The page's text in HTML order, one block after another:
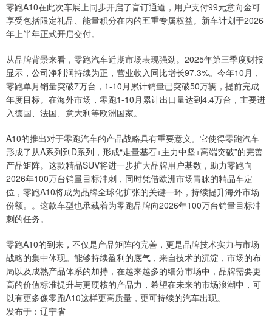
零跑A10在此次车展上同步开启了盲订通道，用户支付99元意向金可
享受包括限定礼品、能量积分在内的五重专属权益。新车计划于2026
年上半年正式开启交付。
从品牌背景来看，零跑汽车近期市场表现强劲。2025年第三季度财报
显示，公司净利润持续为正，营业收入同比增长97.3%。今年10月，
零跑单月销量突破7万台，1-10月累计销量已突破50万辆，提前完成
年度目标。在海外市场，零跑1-10月累计出口量达到4.4万台，主要进
入德国、法国、意大利等欧洲国家。
A10的推出对于零跑汽车的产品战略具有重要意义。它使得零跑汽车
形成了从A系列到D系列，形成“走量基石+主力中坚+高端突破”的完善
产品矩阵。这款精品SUV将进一步扩大品牌用户基数，助力零跑向
2026年100万台销量目标冲刺，同时凭借欧洲市场青睐的精品车定
位，零跑A10将成为品牌全球化扩张的关键一环，持续提升海外市场
份额。。这款车型也承载着为零跑品牌向2026年100万台销量目标冲
刺的任务。
零跑A10的到来，不仅是产品矩阵的完善，更是品牌技术实力与市场
战略的集中体现。能够持续盈利的底气，来自技术的沉淀，市场的布
局以及成熟产品体系的加持，在越来越多的细分市场中，品牌需要更
高的价值标准提升与更硬核的产品力，希望在未来的市场浪潮中，可
以有更多像零跑A10这样更高质量，更可持续的汽车出现。
发布于：辽宁省